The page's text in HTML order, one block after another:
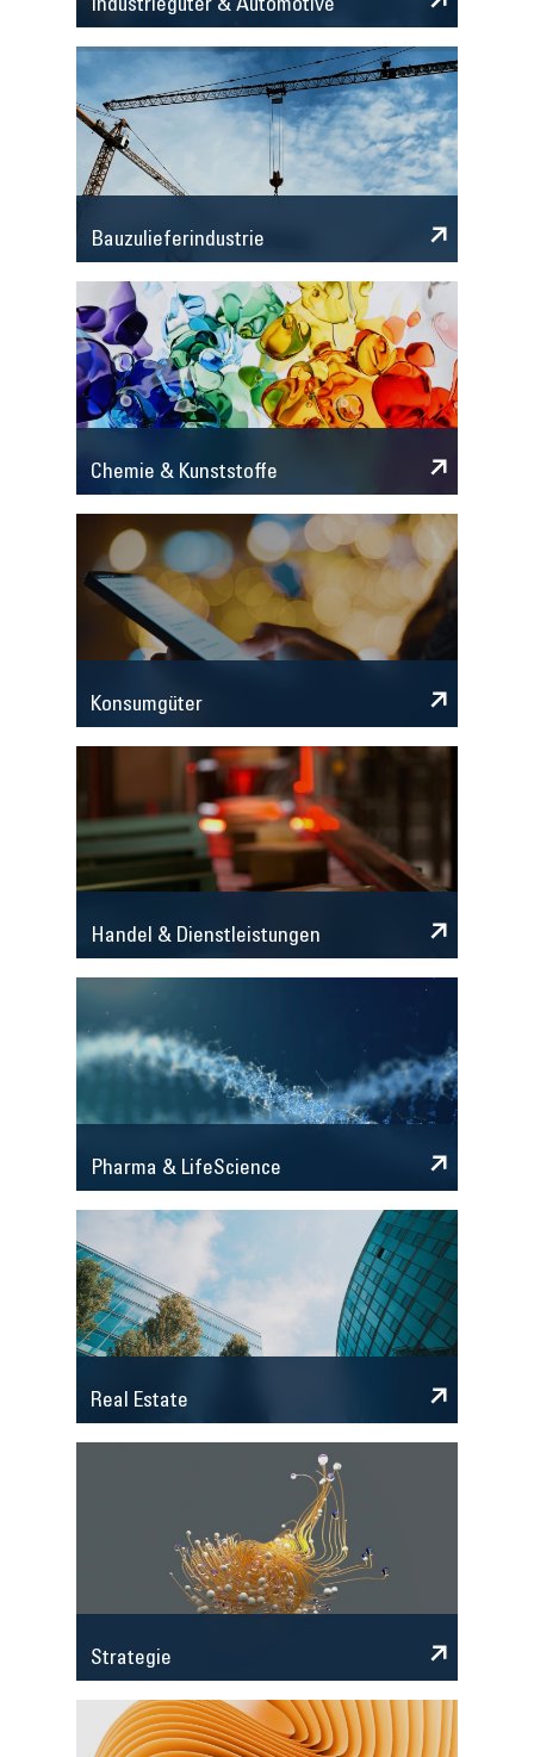
Industriegüter & Automotive
Bauzulieferindustrie
Chemie & Kunststoffe
Konsumgüter
Handel & Dienstleistungen
Pharma & LifeScience
Real Estate
Strategie